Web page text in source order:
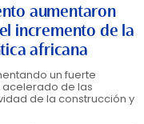
aumentaron
incremento de la
africana
un fuerte
de las
de la construcción y